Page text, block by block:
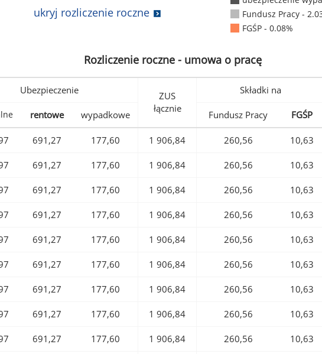
ukryj rozliczenie roczne
Fundusz Pracy -
FGŚP - 0.08%
Rozliczenie roczne - umowa o pracę
Ubezpieczenie
ZUS
łącznie
Składki na
rentowe wypadkowe Fundusz Pracy FGŚP
691,27 177,60 1 906,84 260,56 10,63
691,27 177,60 1 906,84 260,56 10,63
691,27 177,60 1 906,84 260,56 10,63
691,27 177,60 1 906,84 260,56 10,63
691,27 177,60 1 906,84 260,56 10,63
691,27 177,60 1 906,84 260,56 10,63
691,27 177,60 1 906,84 260,56 10,63
691,27 177,60 1 906,84 260,56 10,63
691,27 177,60 1 906,84 260,56 10,63